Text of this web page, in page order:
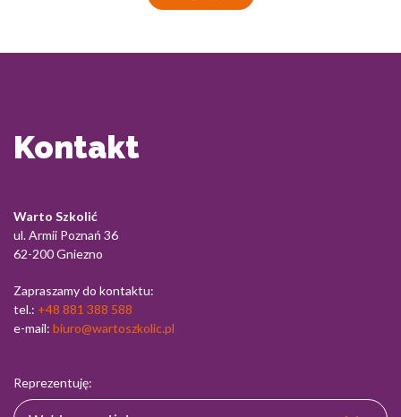
Kontakt
Warto Szkolić
ul. Armii Poznań 36
62-200 Gniezno
Zapraszamy do kontaktu:
tel.: +48 881 388 588
e-mail: biuro@wartoszkolic.pl
Reprezentuję: